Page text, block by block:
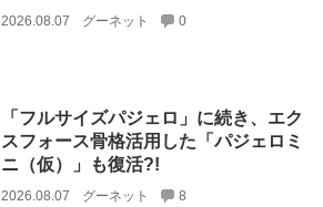
2026.08.07 グーネット 0
「フルサイズパジェロ」に続き、エク
スフォース骨格活用した「パジェロミ
ニ（仮）」も復活?!
2026.08.07 グーネット 8